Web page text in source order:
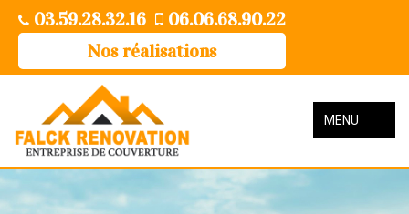
03.59.28.32.16
06.06.68.90.22
Nos réalisations
MENU